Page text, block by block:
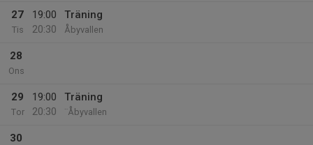
27
Tis
19:00
20:30
Träning
Åbyvallen
28
Ons
29
Tor
19:00
20:30
Träning
¨Åbyvallen
30